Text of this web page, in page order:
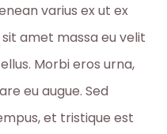
varius ex ut ex
amet massa eu velit
Morbi eros urna,
eu augue. Sed
et tristique est